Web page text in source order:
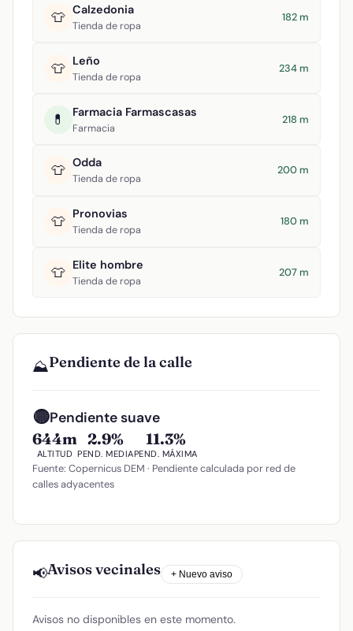
👕 Calzedonia
Tienda de ropa
182 m
👕 Leño
Tienda de ropa
234 m
💊 Farmacia Farmascasas
Farmacia
218 m
👕 Odda
Tienda de ropa
200 m
👕 Pronovias
Tienda de ropa
180 m
👕 Elite hombre
Tienda de ropa
207 m
⛰️Pendiente de la calle
🟡Pendiente suave
644m
ALTITUD
2.9%
PEND. MEDIA
11.3%
PEND. MÁXIMA
Fuente: Copernicus DEM · Pendiente calculada por red de
calles adyacentes
📢Avisos vecinales + Nuevo aviso
Avisos no disponibles en este momento.